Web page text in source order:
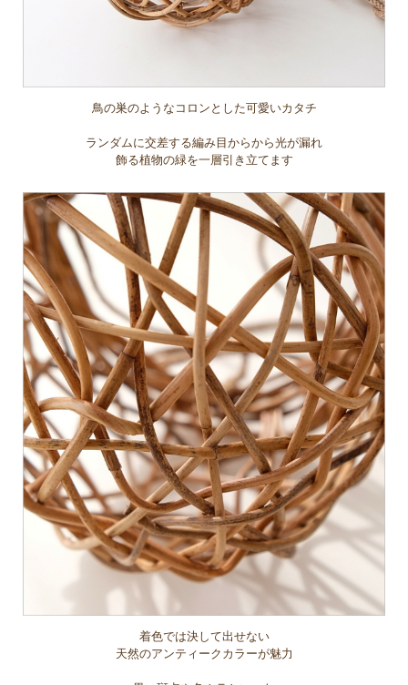
鳥の巣のようなコロンとした可愛いカタチ
ランダムに交差する編み目からから光が漏れ
飾る植物の緑を一層引き立てます
着色では決して出せない
天然のアンティークカラーが魅力